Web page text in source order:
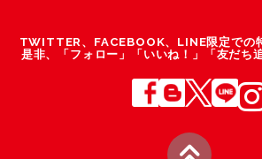
TWITTER、FACEBOOK、LINE限定での
是非、「フォロー」「いいね！」「友だち